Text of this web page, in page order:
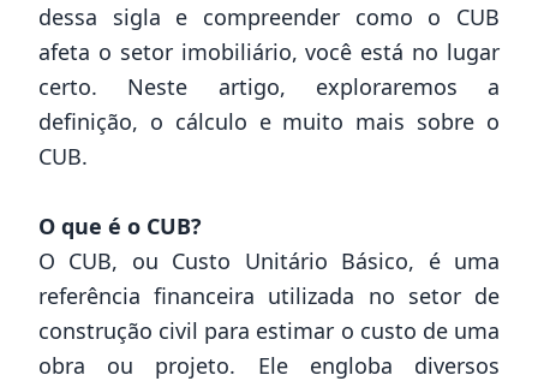
dessa sigla e compreender como o CUB
afeta o setor imobiliário, você está no lugar
certo. Neste artigo, exploraremos a
definição, o cálculo e muito mais sobre o
CUB.
O que é o CUB?
O CUB, ou Custo Unitário Básico, é uma
referência financeira utilizada no setor de
construção civil para estimar o custo de uma
obra ou projeto. Ele engloba diversos